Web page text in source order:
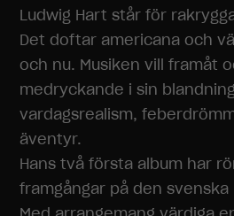
Ludwig Hart står för
Det doftar americana och
och nu. Musiken vill framåt
medryckande i sin
vardagsrealism,
äventyr.
Hans två första album har
framgångar på den